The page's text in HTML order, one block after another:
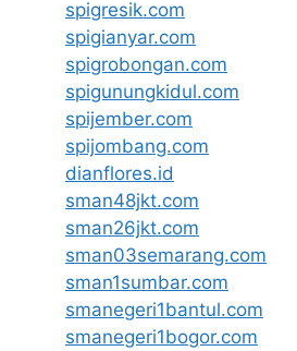
spigresik.com
spigianyar.com
spigrobongan.com
spigunungkidul.com
spijember.com
spijombang.com
dianflores.id
sman48jkt.com
sman26jkt.com
sman03semarang.com
sman1sumbar.com
smanegeri1bantul.com
smanegeri1bogor.com